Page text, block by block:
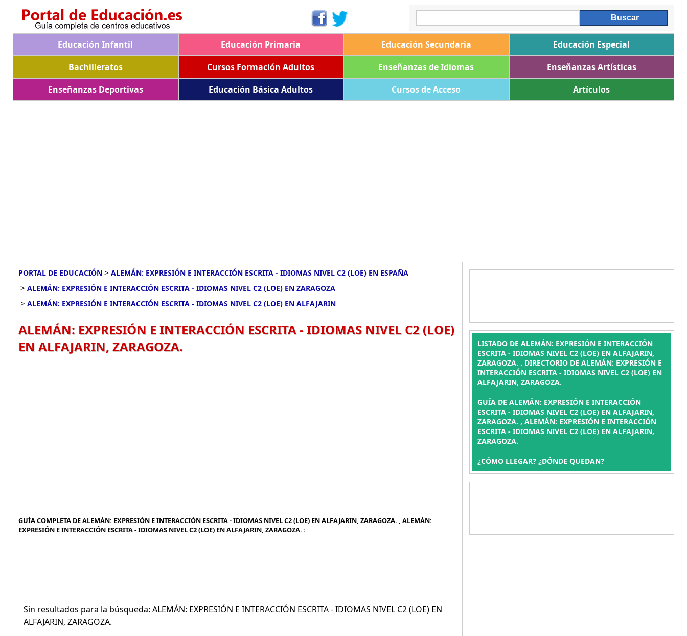
Educación Infantil Educación Primaria Educación Secundaria
Educación Especial
Bachilleratos
Cursos Formación Adultos Enseñanzas de Idiomas
Enseñanzas Artísticas
Enseñanzas Deportivas
Educación Básica Adultos Cursos de Acceso Artículos
PORTAL DE EDUCACIÓN > ALEMÁN: EXPRESIÓN E INTERACCIÓN ESCRITA - IDIOMAS NIVEL C2 (LOE) EN ESPAÑA
> ALEMÁN: EXPRESIÓN E INTERACCIÓN ESCRITA - IDIOMAS NIVEL C2 (LOE) EN ZARAGOZA
> ALEMÁN: EXPRESIÓN E INTERACCIÓN ESCRITA - IDIOMAS NIVEL C2 (LOE) EN ALFAJARIN
ALEMÁN: EXPRESIÓN E INTERACCIÓN ESCRITA - IDIOMAS NIVEL C2 (LOE)
EN ALFAJARIN, ZARAGOZA.
GUÍA COMPLETA DE ALEMÁN: EXPRESIÓN E INTERACCIÓN ESCRITA - IDIOMAS NIVEL C2 (LOE) EN ALFAJARIN, ZARAGOZA. , ALEMÁN:
EXPRESIÓN E INTERACCIÓN ESCRITA - IDIOMAS NIVEL C2 (LOE) EN ALFAJARIN, ZARAGOZA. :
Sin resultados para la búsqueda: ALEMÁN: EXPRESIÓN E INTERACCIÓN ESCRITA - IDIOMAS NIVEL C2 (LOE) EN
ALFAJARIN, ZARAGOZA.
LISTADO DE ALEMÁN: EXPRESIÓN E INTERACCIÓN
ESCRITA - IDIOMAS NIVEL C2 (LOE) EN ALFAJARIN,
ZARAGOZA. . DIRECTORIO DE ALEMÁN: EXPRESIÓN E
INTERACCIÓN ESCRITA - IDIOMAS NIVEL C2 (LOE) EN
ALFAJARIN, ZARAGOZA.
GUÍA DE ALEMÁN: EXPRESIÓN E INTERACCIÓN
ESCRITA - IDIOMAS NIVEL C2 (LOE) EN ALFAJARIN,
ZARAGOZA. , ALEMÁN: EXPRESIÓN E INTERACCIÓN
ESCRITA - IDIOMAS NIVEL C2 (LOE) EN ALFAJARIN,
ZARAGOZA.
¿CÓMO LLEGAR? ¿DÓNDE QUEDAN?